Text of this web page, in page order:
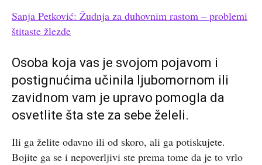
Sanja Petković: Žudnja za duhovnim rastom – problemi
štitaste žlezde
Osoba koja vas je svojom pojavom i
postignućima učinila ljubomornom ili
zavidnom vam je upravo pomogla da
osvetlite šta ste za sebe želeli.
Ili ga želite odavno ili od skoro, ali ga potiskujete.
Bojite ga se i nepoverljivi ste prema tome da je to vrlo